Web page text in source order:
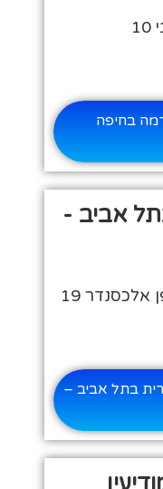
בחיפה
אביב -
19
בתל אביב –